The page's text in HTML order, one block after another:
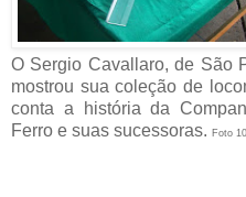
O Sergio Cavallaro, de São
mostrou sua coleção de
conta a história da
Ferro e suas sucessoras. Foto 10